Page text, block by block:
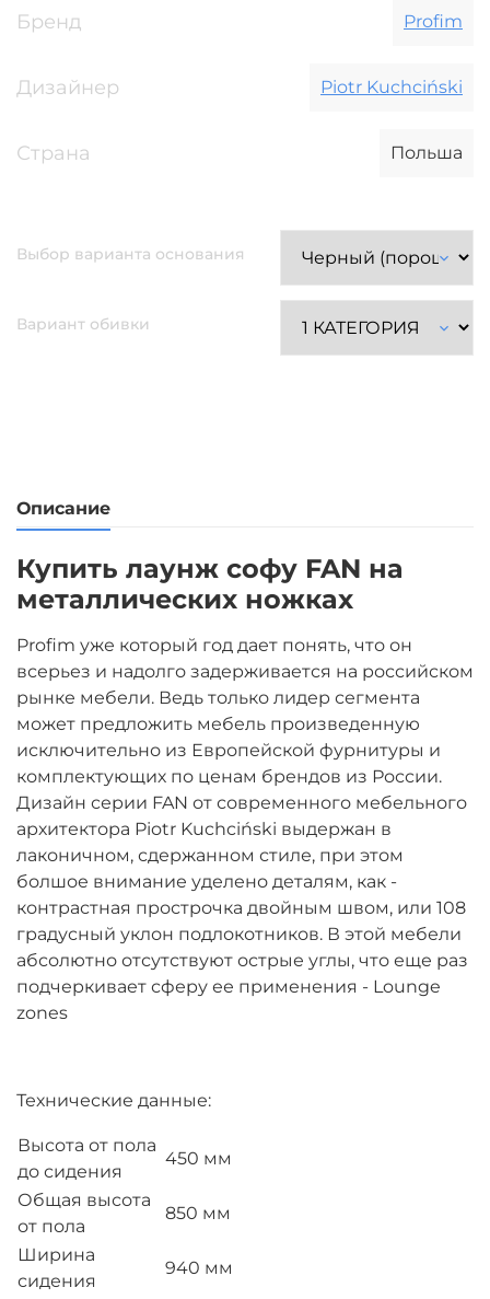
Бренд Profim
Дизайнер Piotr Kuchciński
Страна Польша
Выбор варианта основания
Вариант обивки
Описание
Купить лаунж софу FAN на
металлических ножках
Profim уже который год дает понять, что он
всерьез и надолго задерживается на российском
рынке мебели. Ведь только лидер сегмента
может предложить мебель произведенную
исключительно из Европейской фурнитуры и
комплектующих по ценам брендов из России.
Дизайн серии FAN от современного мебельного
архитектора Piotr Kuchciński выдержан в
лаконичном, сдержанном стиле, при этом
болшое внимание уделено деталям, как -
контрастная прострочка двойным швом, или 108
градусный уклон подлокотников. В этой мебели
абсолютно отсутствуют острые углы, что еще раз
подчеркивает сферу ее применения - Lounge
zones
Технические данные:
Высота от пола
до сидения
450 мм
Общая высота
от пола
850 мм
Ширина
сидения
940 мм